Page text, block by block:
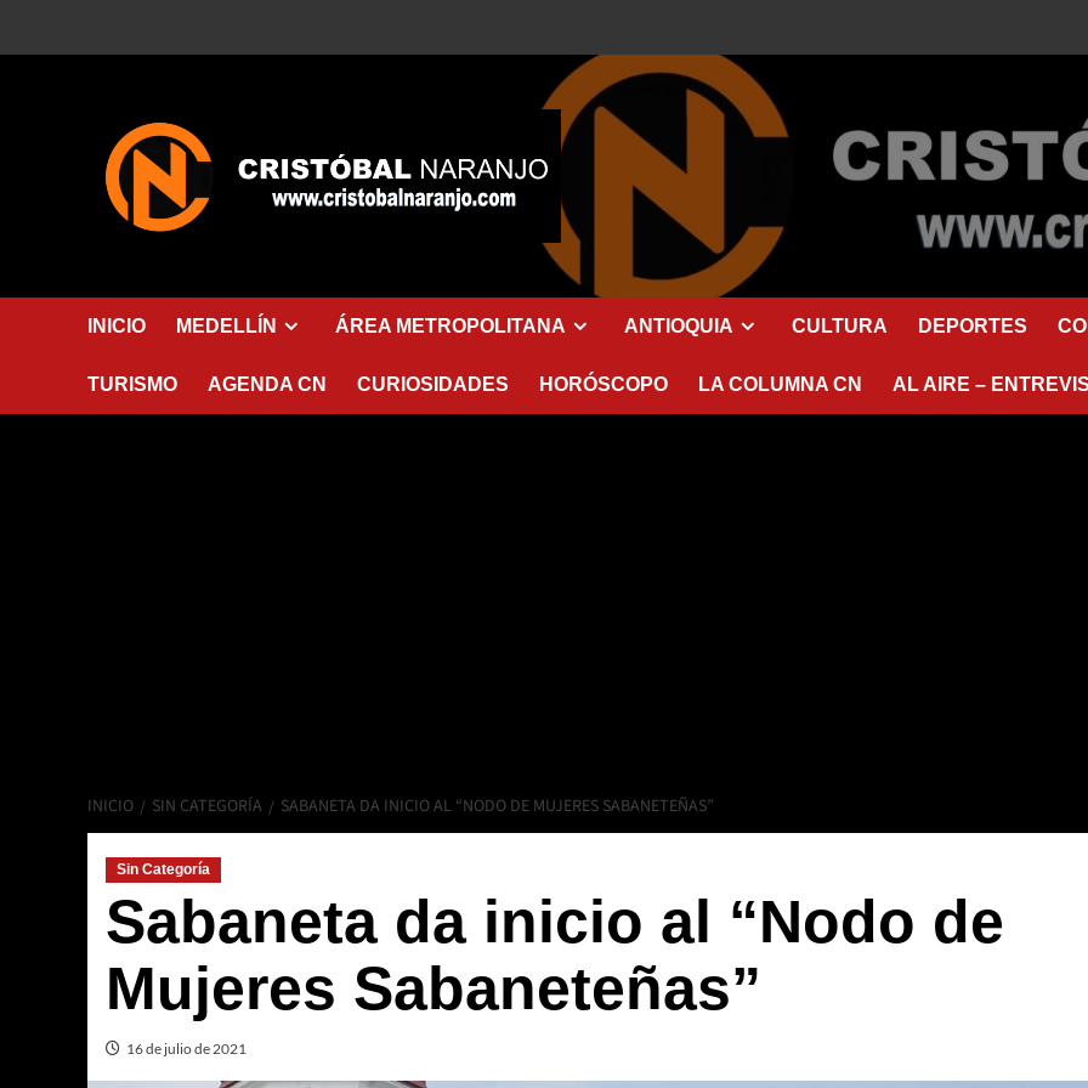
INICIO MEDELLÍN ÁREA METROPOLITANA ANTIOQUIA CULTURA DEPORTES
TURISMO AGENDA CN CURIOSIDADES HORÓSCOPO LA COLUMNA CN AL AIRE –
INICIO SIN CATEGORÍA SABANETA DA INICIO AL “NODO DE MUJERES SABANETEÑAS”
Sin Categoría
Sabaneta da inicio al “Nodo de
Mujeres Sabaneteñas”
16 de julio de 2021